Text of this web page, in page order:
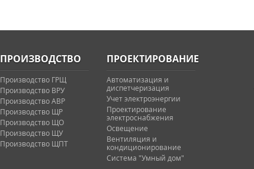
ПРОИЗВОДСТВО
Производство ГРЩ
Производство ВРУ
Производство АВР
Производство ЩР
Производство ЩО
Производство ЩУ
Производство ЩПТ
ПРОЕКТИРОВАНИЕ
Автоматизация и
диспетчеризация
Учет электроэнергии
Проектирование
электроснабжения
Освещение
Вентиляция и
кондиционирование
Система "Умный дом"